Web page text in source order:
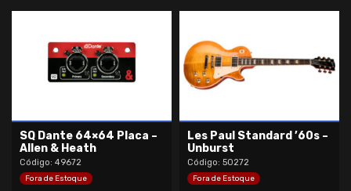
SQ Dante 64×64 Placa –
Allen & Heath
Código: 49672
Fora de Estoque
Les Paul Standard ’60s –
Unburst
Código: 50272
Fora de Estoque